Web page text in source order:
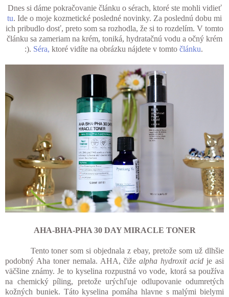
Dnes si dáme pokračovanie článku o sérach, ktoré ste mohli vidieť
tu. Ide o moje kozmetické posledné novinky. Za poslednú dobu mi
ich pribudlo dosť, preto som sa rozhodla, že si to rozdelím. V tomto
článku sa zameriam na krém, toniká, hydratačnú vodu a očný krém
:). Séra, ktoré vidíte na obrázku nájdete v tomto článku.
AHA-BHA-PHA 30 DAY MIRACLE TONER
Tento toner som si objednala z ebay, pretože som už dlhšie
podobný Aha toner nemala. AHA, čižealpha hydroxit acid je asi
väčšine známy. Je to kyselina rozpustná vo vode, ktorá sa používa
na chemický píling, pretože urýchľuje odlupovanie odumretých
kožných buniek. Táto kyselina pomáha hlavne s malými bielymi